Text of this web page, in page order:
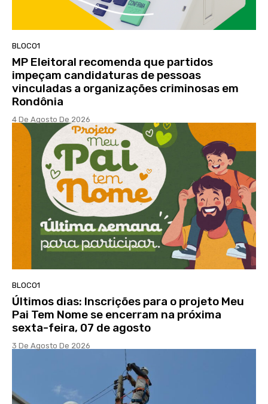
BLOCO1
MP Eleitoral recomenda que partidos
impeçam candidaturas de pessoas
vinculadas a organizações criminosas em
Rondônia
4 De Agosto De 2026
BLOCO1
Últimos dias: Inscrições para o projeto Meu
Pai Tem Nome se encerram na próxima
sexta-feira, 07 de agosto
3 De Agosto De 2026